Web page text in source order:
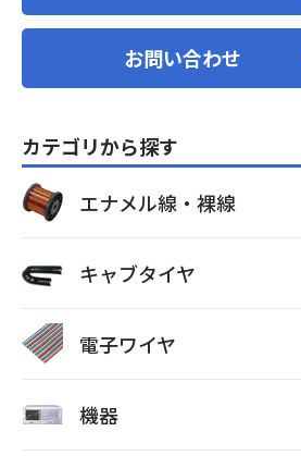
お問い合わせ
カテゴリから探す
エナメル線・裸線
キャブタイヤ
電子ワイヤ
機器